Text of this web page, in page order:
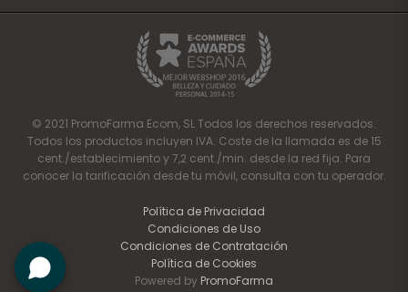
© 2021 PromoFarma Ecom, SL Todos los derechos reservados.
Todos los productos incluyen IVA. Coste de la llamada es de 15
cent./establecimiento y 7,2 cent./min. desde la red fija. Para
conocer la tarificación desde tu móvil, consulta con tu operador.
Política de Privacidad
Condiciones de Uso
Condiciones de Contratación
Política de Cookies
Powered by PromoFarma